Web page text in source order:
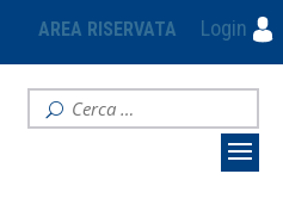
AREA RISERVATA Login